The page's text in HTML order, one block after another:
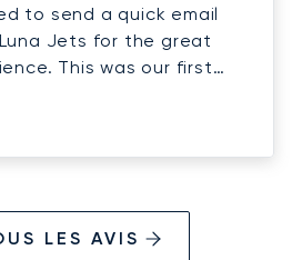
Jets for the great
This was our first
and we will definitely be
LES AVIS